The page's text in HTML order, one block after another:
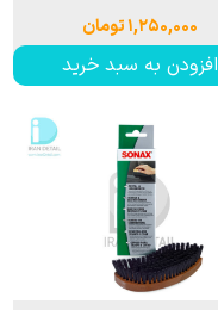
۱,۲۵۰,۰۰۰ تومان
افزودن به سبد خرید